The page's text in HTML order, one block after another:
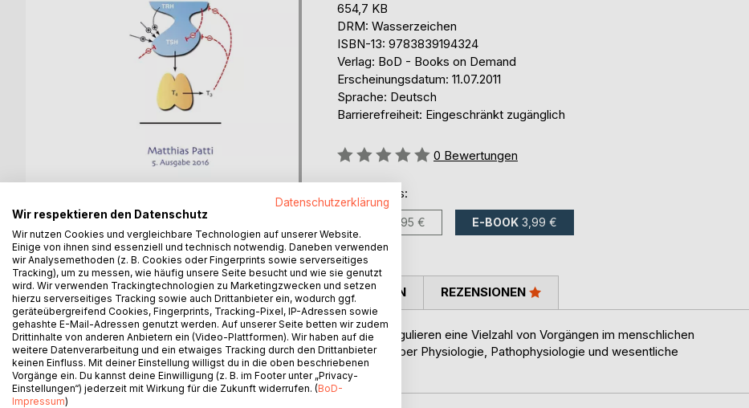
654,7 KB
DRM: Wasserzeichen
ISBN-13: 9783839194324
Verlag: BoD - Books on Demand
Erscheinungsdatum: 11.07.2011
Sprache: Deutsch
Barrierefreiheit: Eingeschränkt zugänglich
Bewertung::
0 Bewertungen
erhältlich als:
5,95 € E-BOOK 3,99 €
BESCHREIBUNG
Die Hormone - sie sind biochemische Botenstoffe und regulieren eine Vielzahl von Vorgängen im menschlichen
Körper. Dieses Büchlein ist eine kurzgefasste Übersicht über Physiologie, Pathophysiologie und wesentliche
klinische Aspekte aller wichtigen menschlichen Hormone.
AUTOR/IN PRESSESTIMMEN REZENSIONEN
Datenschutzerklärung
Wir respektieren den Datenschutz
Wir nutzen Cookies und vergleichbare Technologien auf unserer Website.
Einige von ihnen sind essenziell und technisch notwendig. Daneben verwenden
wir Analysemethoden (z. B. Cookies oder Fingerprints sowie serverseitiges
Tracking), um zu messen, wie häufig unsere Seite besucht und wie sie genutzt
wird. Wir verwenden Trackingtechnologien zu Marketingzwecken und setzen
hierzu serverseitiges Tracking sowie auch Drittanbieter ein, wodurch ggf.
geräteübergreifend Cookies, Fingerprints, Tracking-Pixel, IP-Adressen sowie
gehashte E-Mail-Adressen genutzt werden. Auf unserer Seite betten wir zudem
Drittinhalte von anderen Anbietern ein (Video-Plattformen). Wir haben auf die
weitere Datenverarbeitung und ein etwaiges Tracking durch den Drittanbieter
keinen Einfluss. Mit deiner Einstellung willigst du in die oben beschriebenen
Vorgänge ein. Du kannst deine Einwilligung (z. B. im Footer unter „Privacy-
Einstellungen“) jederzeit mit Wirkung für die Zukunft widerrufen. (BoD-
Impressum)